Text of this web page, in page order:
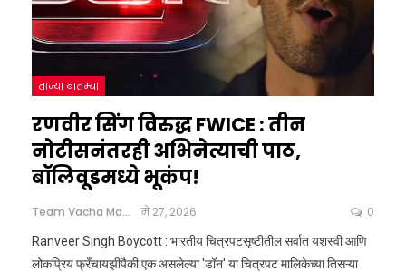
ताज्या बातम्या
रणवीर सिंग विरुद्ध FWICE : तीन
नोटीसनंतरही अभिनेत्याची पाठ,
बॉलिवूडमध्ये भूकंप!
Team Vacha Marathi मे 27, 2026 0
Ranveer Singh Boycott : भारतीय चित्रपटसृष्टीतील सर्वात यशस्वी आणि
लोकप्रिय फ्रँचायझींपैकी एक असलेल्या 'डॉन' या चित्रपट मालिकेच्या तिसऱ्या